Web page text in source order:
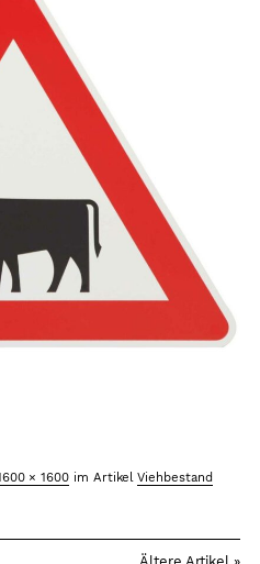
× 1600 im ArtikelViehbestand